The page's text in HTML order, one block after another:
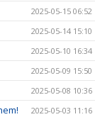
2025-05-15 06:52
2025-05-14 15:10
2025-05-10 16:34
2025-05-09 15:50
2025-05-08 10:36
2025-05-03 11:16